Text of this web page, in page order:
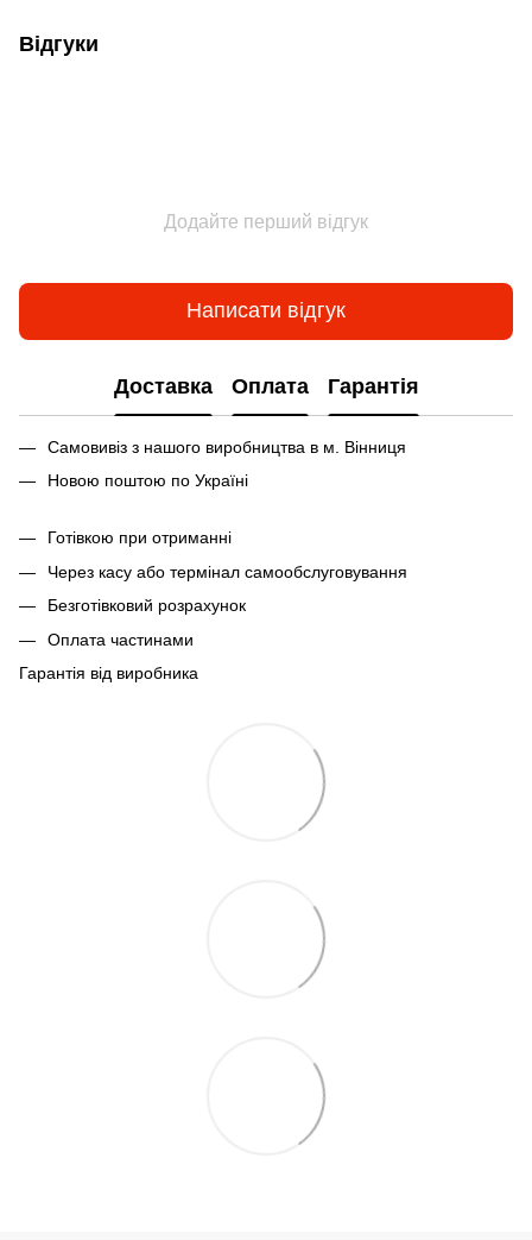
Відгуки
Додайте перший відгук
Написати відгук
Доставка Оплата Гарантія
Самовивіз з нашого виробництва в м. Вінниця
Новою поштою по Україні
Готівкою при отриманні
Через касу або термінал самообслуговування
Безготівковий розрахунок
Оплата частинами
Гарантія від виробника